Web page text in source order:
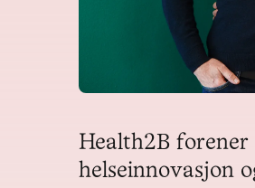
Health2B
helseinnovasjon